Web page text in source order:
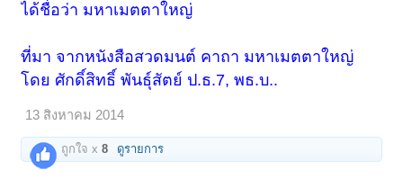
ยายนาคคนนั้นก็บอกว่า "ไอ้หนูเอ๋ย พระอั๊วพูดได้ว่ะ.."
ยายนาค "มันไม่พูดเดี๋ยวนี้ว่ะ
แล้วบ้านนี้ไม่มีรั้วเลยนะ มีเรือหม้ออยู่ ๒ ลำ เรือใส่ฟืนสำหรับโยงเรือให้เรือ
ข้าม บ้านนี้มี ๓ ลำ แล้วมีพระสมเด็จวัดระฆัง บ้านนี้จอดเรือโยงหน้าวัดระฆัง
ได้ชื่อว่า มหาเมตตาใหญ่
ที่มา จากหนังสือสวดมนต์ คาถา มหาเมตตาใหญ่
โดย ศักดิ์สิทธิ์ พันธุ์สัตย์ ป.ธ.7, พธ.บ..
13 สิงหาคม 2014
ถูกใจ x8 ดูรายการ